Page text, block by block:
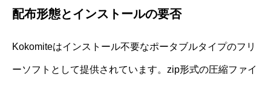
配布形態とインストールの要否
Kokomiteはインストール不要なポータブルタイプのフリ
ーソフトとして提供されています。zip形式の圧縮ファイ